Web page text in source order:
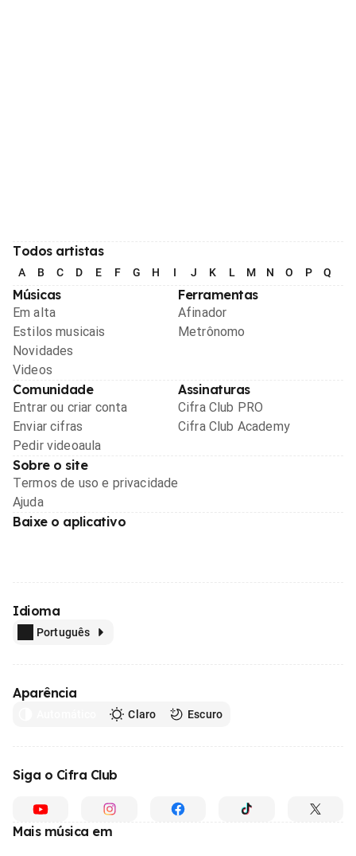
Todos artistas
A B C D E F G H I J K L M N O P Q
Músicas
Em alta
Estilos musicais
Novidades
Videos
Ferramentas
Afinador
Metrônomo
Comunidade
Entrar ou criar conta
Enviar cifras
Pedir videoaula
Assinaturas
Cifra Club PRO
Cifra Club Academy
Sobre o site
Termos de uso e privacidade
Ajuda
Baixe o aplicativo
Idioma
Português
Aparência
Claro Escuro
Siga o Cifra Club
Mais música em